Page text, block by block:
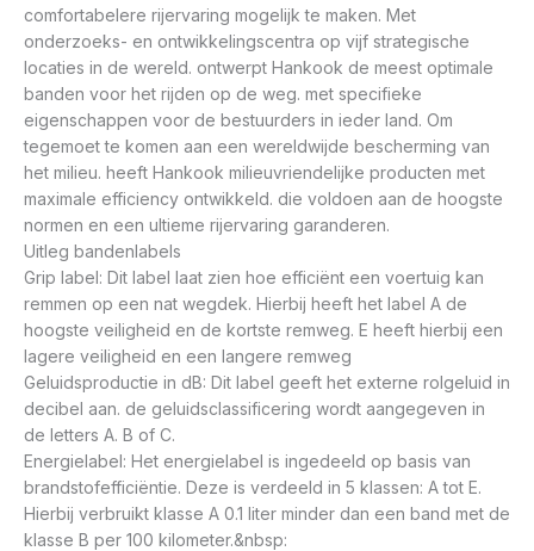
comfortabelere rijervaring mogelijk te maken. Met
onderzoeks- en ontwikkelingscentra op vijf strategische
locaties in de wereld. ontwerpt Hankook de meest optimale
banden voor het rijden op de weg. met specifieke
eigenschappen voor de bestuurders in ieder land. Om
tegemoet te komen aan een wereldwijde bescherming van
het milieu. heeft Hankook milieuvriendelijke producten met
maximale efficiency ontwikkeld. die voldoen aan de hoogste
normen en een ultieme rijervaring garanderen.
Uitleg bandenlabels
Grip label: Dit label laat zien hoe efficiënt een voertuig kan
remmen op een nat wegdek. Hierbij heeft het label A de
hoogste veiligheid en de kortste remweg. E heeft hierbij een
lagere veiligheid en een langere remweg
Geluidsproductie in dB: Dit label geeft het externe rolgeluid in
decibel aan. de geluidsclassificering wordt aangegeven in
de letters A. B of C.
Energielabel: Het energielabel is ingedeeld op basis van
brandstofefficiëntie. Deze is verdeeld in 5 klassen: A tot E.
Hierbij verbruikt klasse A 0.1 liter minder dan een band met de
klasse B per 100 kilometer.&nbsp: